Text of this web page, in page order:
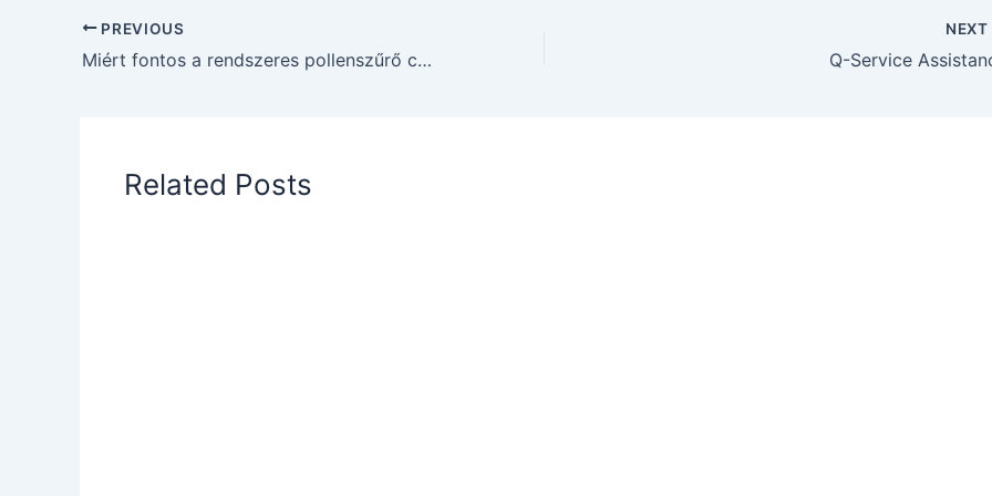
PREVIOUS
Miért fontos a rendszeres pollenszűrő csere?
NEXT
Q-Service
Related Posts